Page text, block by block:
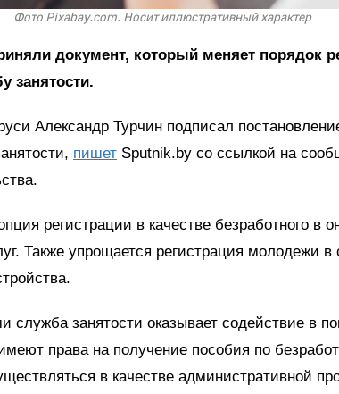
Фото Pixabay.com. Носит иллюстративный характер
документ, который меняет порядок
занятости.
Александр Турчин подписал
пишет Sputnik.by со ссылкой на
регистрации в качестве безработного в
Также упрощается регистрация молодежи в
служба занятости оказывает содействие в
права на получение пособия по
в качестве административной